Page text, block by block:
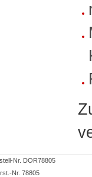
Nr. DOR78805
Nr. 78805